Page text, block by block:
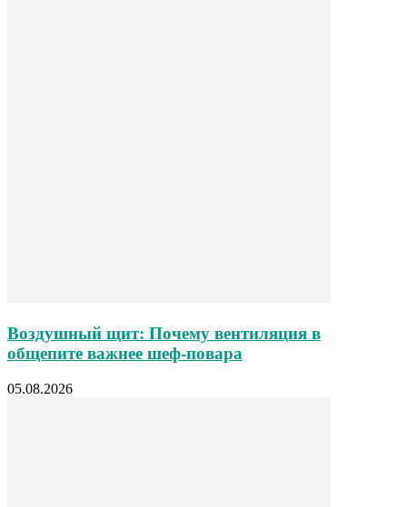
Воздушный щит: Почему вентиляция в
общепите важнее шеф-повара
05.08.2026